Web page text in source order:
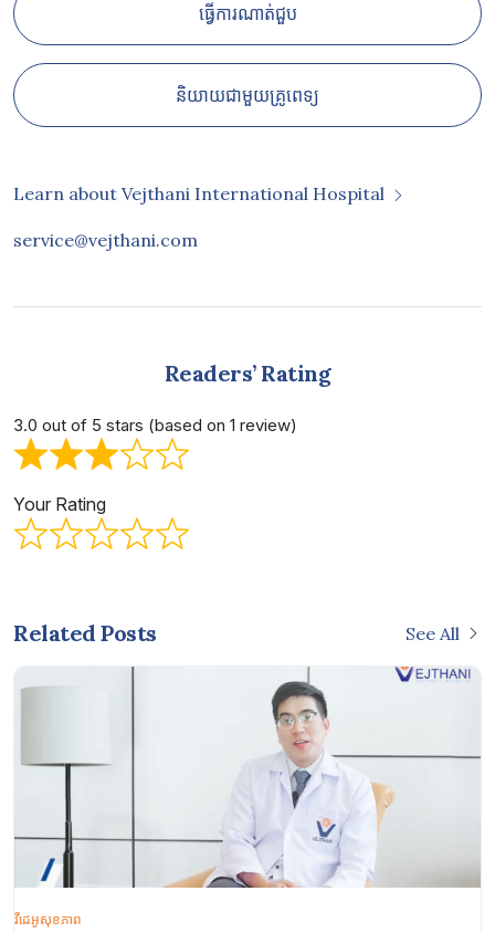
ធ្វើការណាត់ជួប
និយាយជាមួយគ្រូពេទ្យ
Learn about Vejthani International Hospital
service@vejthani.com
Readers’ Rating
3.0 out of 5 stars (based on 1 review)
Your Rating
Related Posts See All
វីដេអូសុខភាព